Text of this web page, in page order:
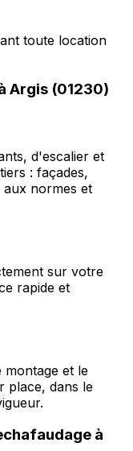
toute location
Argis (01230)
d'escalier et
: façades,
normes et
sur votre
rapide et
montage et le
place, dans le
à